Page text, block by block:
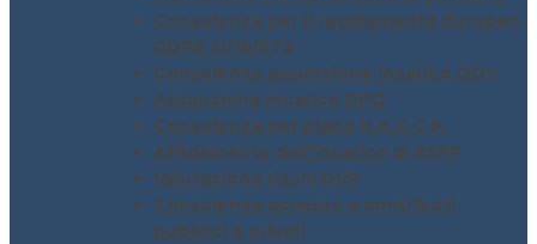
Consulenza per il regolamento Europeo
GDPR 2016/679
Consulenza assunzione incarico ODV
Assunzione incarico DPO
Consulenza per piano H.A.C.C.P.
Affidamento dell’incarico di RSPP
Valutazione rischi DVR
Consulenza accesso a contributi
pubblici e privati